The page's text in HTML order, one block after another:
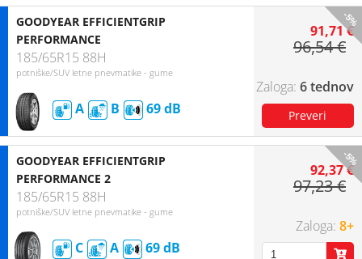
-5%
GOODYEAR EFFICIENTGRIP
PERFORMANCE
185/65R15 88H
potniške/SUV letne pnevmatike - gume
A B 69
91,71 €
96,54 €
6 tednov
-5%
GOODYEAR EFFICIENTGRIP
PERFORMANCE 2
185/65R15 88H
potniške/SUV letne pnevmatike - gume
C A 69
92,37 €
97,23 €
8+